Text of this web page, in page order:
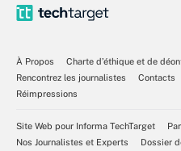
À Propos
Charte d’éthique et de
Rencontrez les journalistes
Contacts
Réimpressions
Site Web pour Informa TechTarget
Nos Journalistes et Experts
Dossier